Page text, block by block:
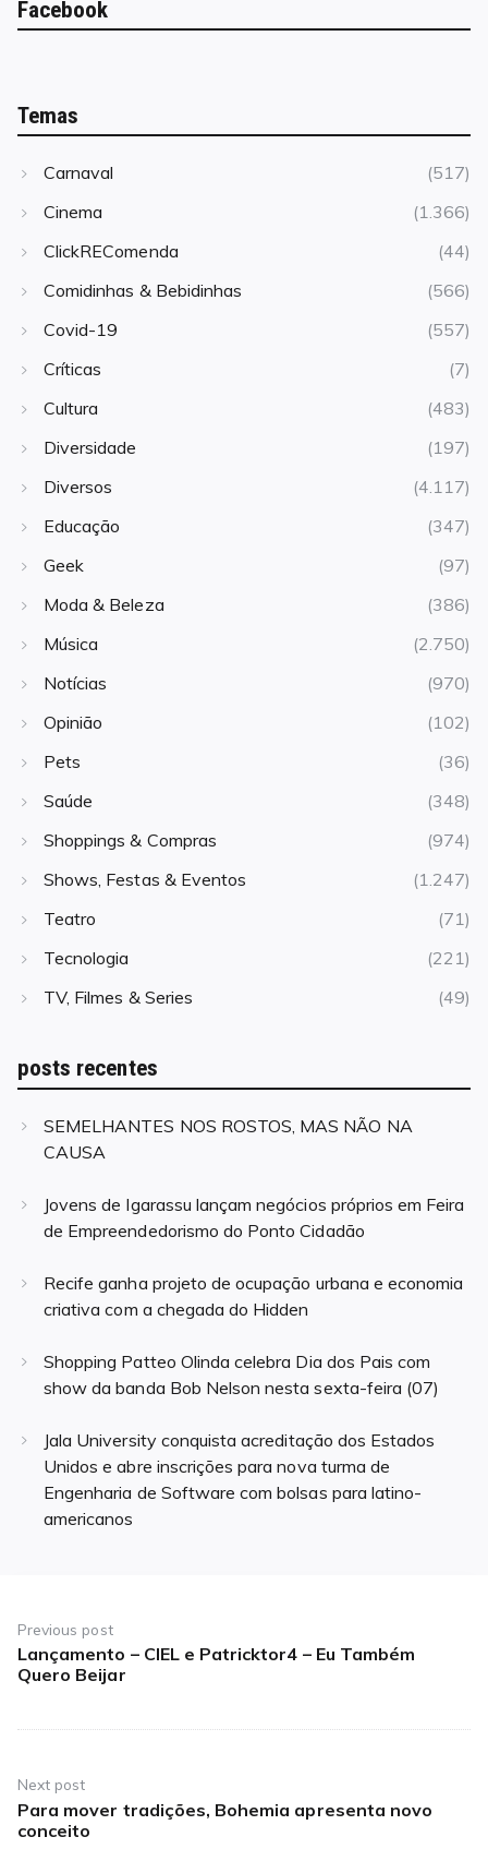
Facebook
Temas
Carnaval
(517)
Cinema
(1.366)
ClickREComenda
(44)
Comidinhas & Bebidinhas
(566)
Covid-19
(557)
Críticas
(7)
Cultura
(483)
Diversidade
(197)
Diversos
(4.117)
Educação
(347)
Geek
(97)
Moda & Beleza
(386)
Música
(2.750)
Notícias
(970)
Opinião
(102)
Pets
(36)
Saúde
(348)
Shoppings & Compras
(974)
Shows, Festas & Eventos
(1.247)
Teatro
(71)
Tecnologia
(221)
TV, Filmes & Series
(49)
posts recentes
SEMELHANTES NOS ROSTOS, MAS NÃO NA
CAUSA
Jovens de Igarassu lançam negócios próprios em Feira
de Empreendedorismo do Ponto Cidadão
Recife ganha projeto de ocupação urbana e economia
criativa com a chegada do Hidden
Shopping Patteo Olinda celebra Dia dos Pais com
show da banda Bob Nelson nesta sexta-feira (07)
Jala University conquista acreditação dos Estados
Unidos e abre inscrições para nova turma de
Engenharia de Software com bolsas para latino-
americanos
de
Post
Previous post
Previous
post:
Lançamento – CIEL e Patricktor4 – Eu Também
Quero Beijar
Next post
Next
post:
Para mover tradições, Bohemia apresenta novo
conceito